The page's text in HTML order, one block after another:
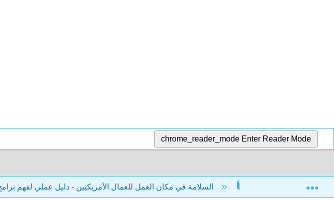
chrome_reader_mode Enter Reader Mode